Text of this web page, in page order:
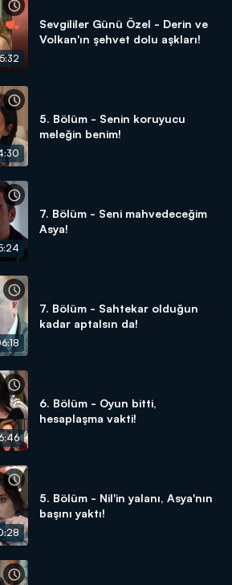
Sevgililer Günü Özel - Derin ve
Volkan'ın şehvet dolu aşkları!
5. Bölüm - Senin koruyucu
meleğin benim!
7. Bölüm - Seni mahvedeceğim
Asya!
7. Bölüm - Sahtekar olduğun
kadar aptalsın da!
6. Bölüm - Oyun bitti,
hesaplaşma vakti!
5. Bölüm - Nil'in yalanı, Asya'nın
başını yaktı!